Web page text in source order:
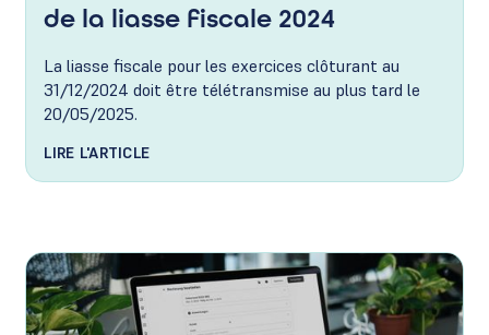
de la liasse fiscale 2024
La liasse fiscale pour les exercices clôturant au
31/12/2024 doit être télétransmise au plus tard le
20/05/2025.
LIRE L'ARTICLE